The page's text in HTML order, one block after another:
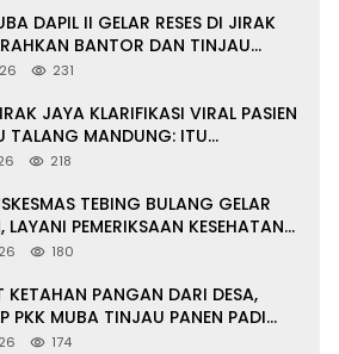
DAPIL II GELAR RESES DI JIRAK
BANTOR DAN TINJAU
SERTA TPS 3R
231
JAYA KLARIFIKASI VIRAL PASIEN
TALANG MANDUNG: ITU
218
TEBING BULANG GELAR
LAYANI PEMERIKSAAN KESEHATAN
ASN DI SUNGAI KERUH
180
KETAHAN PANGAN DARI DESA,
PKK MUBA TINJAU PANEN PADI
DAN IKAN NILA
174